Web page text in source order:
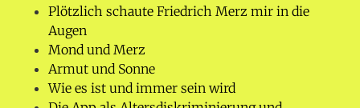
Plötzlich schaute Friedrich Merz mir in die
Augen
Mond und Merz
Armut und Sonne
Wie es ist und immer sein wird